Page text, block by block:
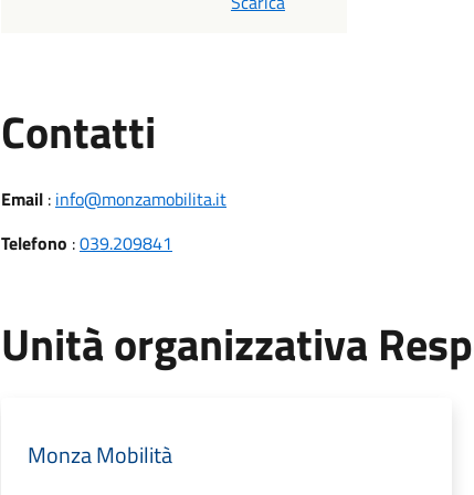
Contatti
Email: info@monzamobilita.it
Telefono :039.209841
Unità organizzativa
Monza Mobilità